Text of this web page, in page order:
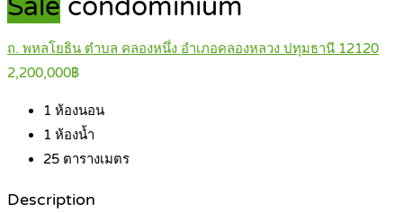
Sale condominium
ถ. พหลโยธิน ตำบล คลองหนึ่ง อำเภอคลองหลวง ปทุมธานี 12120
2,200,000฿
1 ห้องนอน
1 ห้องน้ำ
25 ตารางเมตร
Description